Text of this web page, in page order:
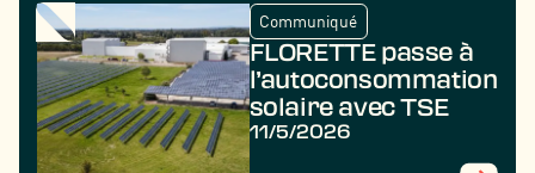
Communiqué
FLORETTE passe à
l’autoconsommation
solaire avec TSE
11/5/2026